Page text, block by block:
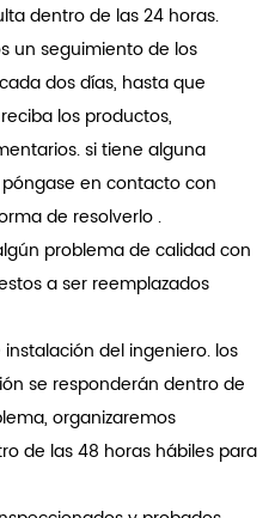
dentro de las 24 horas.
un seguimiento de los
dos días, hasta que
los productos,
si tiene alguna
en contacto con
de resolverlo .
problema de calidad con
a ser reemplazados
del ingeniero. los
se responderán dentro de
organizaremos
de las 48 horas hábiles para